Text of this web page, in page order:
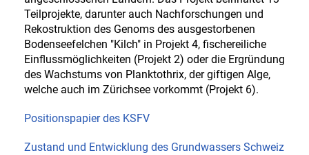
Teilprojekte, darunter auch Nachforschungen und
Rekostruktion des Genoms des ausgestorbenen
Bodenseefelchen "Kilch" in Projekt 4, fischereiliche
Einflussmöglichkeiten (Projekt 2) oder die Ergründung
des Wachstums von Planktothrix, der giftigen Alge,
welche auch im Zürichsee vorkommt (Projekt 6).
Positionspapier des KSFV
Zustand und Entwicklung des Grundwassers Schweiz